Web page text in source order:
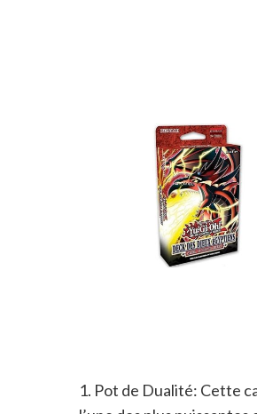
1. Pot de Dualité: Cette